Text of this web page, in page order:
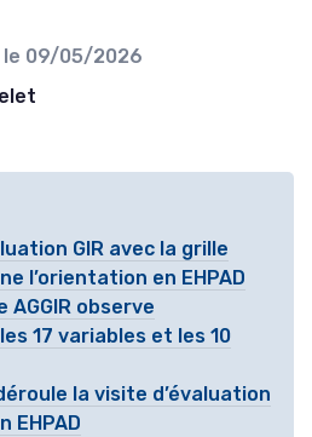
le 09/05/2026
GIR avec la grille
l’orientation en EHPAD
AGGIR observe
17 variables et les 10
la visite d’évaluation
EHPAD